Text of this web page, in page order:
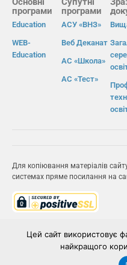
програми
Education
WEB-
Education
програми
АСУ «ВНЗ»
Веб Деканат
АС «Школа»
АС «Тест»
Для копіювання матеріалів
системах пряме посилання на
ІВС «ОСВІТА»
Цей сайт використовує
найкращого